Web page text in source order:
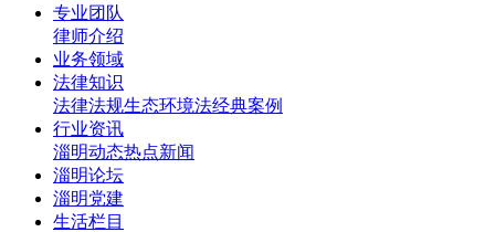
专业团队
律师介绍
业务领域
法律知识
法律法规生态环境法经典案例
行业资讯
淄明动态热点新闻
淄明论坛
淄明党建
生活栏目